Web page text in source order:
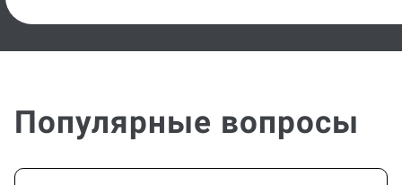
Бухгалтерский учет, анализ
Экономика и бухгалтерский
учет
от 15 стр.
Популярные вопросы